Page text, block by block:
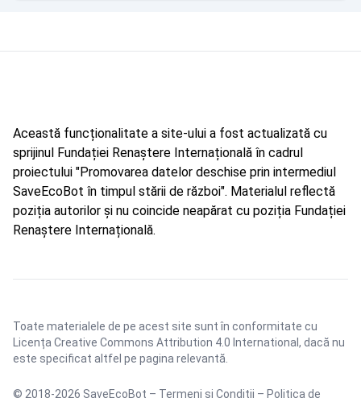
Această funcționalitate a site-ului a fost actualizată cu
sprijinul Fundației Renaștere Internațională în cadrul
proiectului "Promovarea datelor deschise prin intermediul
SaveEcoBot în timpul stării de război". Materialul reflectă
poziția autorilor și nu coincide neapărat cu poziția Fundației
Renaștere Internațională.
Toate materialele de pe acest site sunt în conformitate cu
Licența Creative Commons Attribution 4.0 International , dacă nu
este specificat altfel pe pagina relevantă.
© 2018-2026 SaveEcoBot – Termeni și Condiții – Politica de